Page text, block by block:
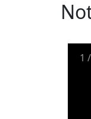
1 /